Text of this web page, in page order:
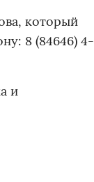
который
8 (84646) 4-
и